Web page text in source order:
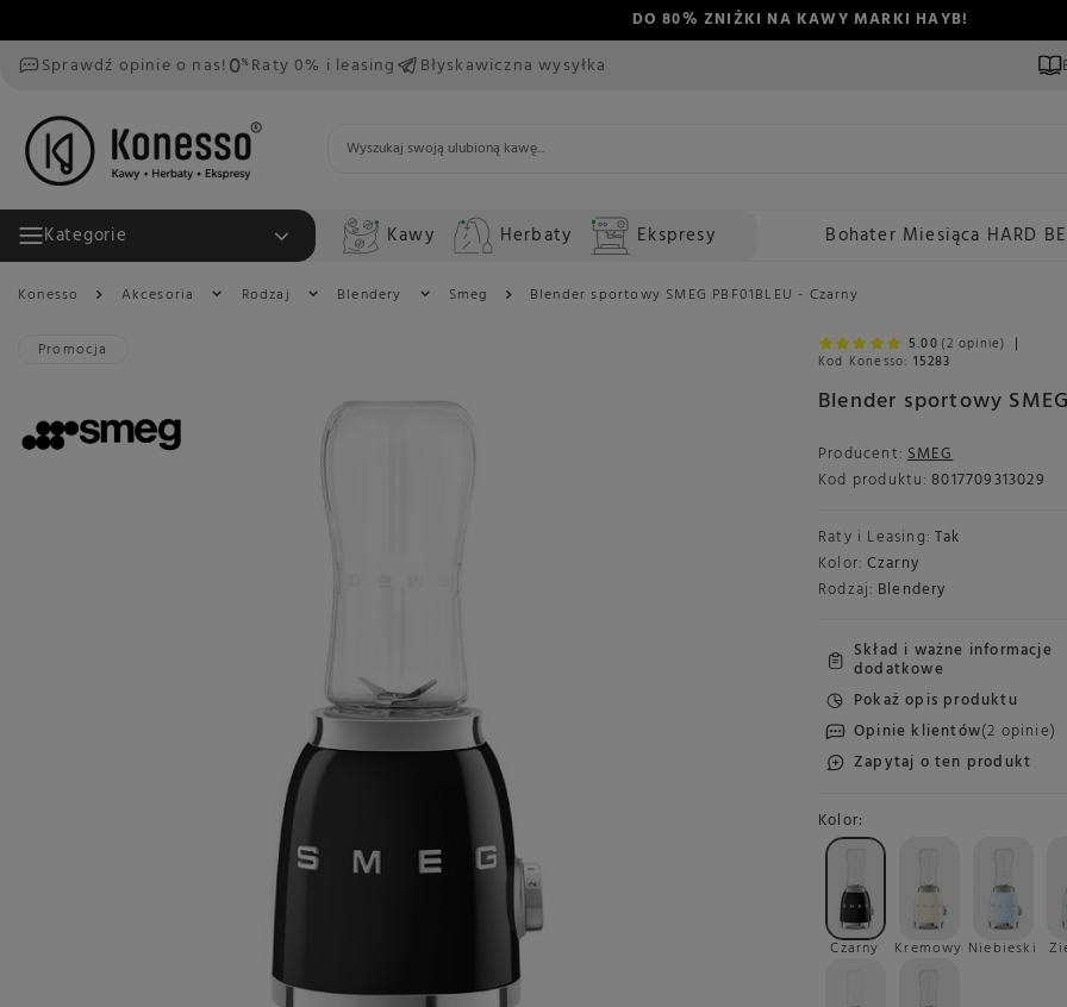
DO 80% ZNIŻKI NA KAWY MARKI HAYB!
Sprawdź opinie o nas!
Raty 0% i leasing Błyskawiczna wysyłka
Kategorie Kawy Herbaty Ekspresy Bohater Miesiąca HARD
Konesso Akcesoria Rodzaj Blendery Smeg Blender sportowy SMEG PBF01BLEU - Czarny
Promocja
Blender sportowy
5.00 (2 opinie)
Kod Konesso: 15283
Producent: SMEG
Kod produktu: 8017709313029
Raty i Leasing: Tak
Kolor: Czarny
Rodzaj: Blendery
Skład i ważne informacje
dodatkowe
Pokaż opis produktu
Opinie klientów(2 opinie)
Zapytaj o ten produkt
Kolor
Czarny Kremowy Niebieski